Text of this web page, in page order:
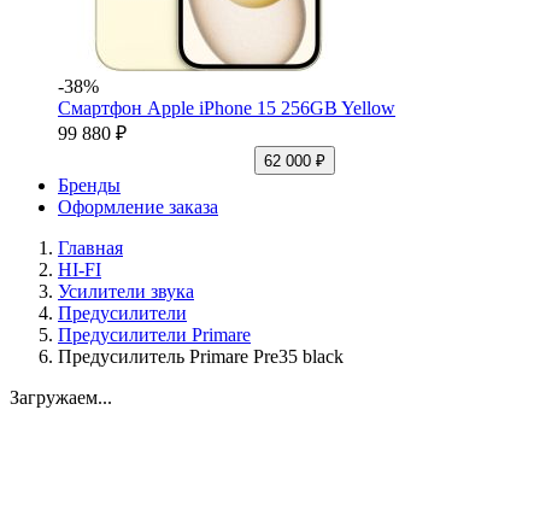
-38%
Смартфон Apple iPhone 15 256GB Yellow
99 880 ₽
62 000 ₽
Бренды
Оформление заказа
Главная
HI-FI
Усилители звука
Предусилители
Предусилители Primare
Предусилитель Primare Pre35 black
Загружаем...